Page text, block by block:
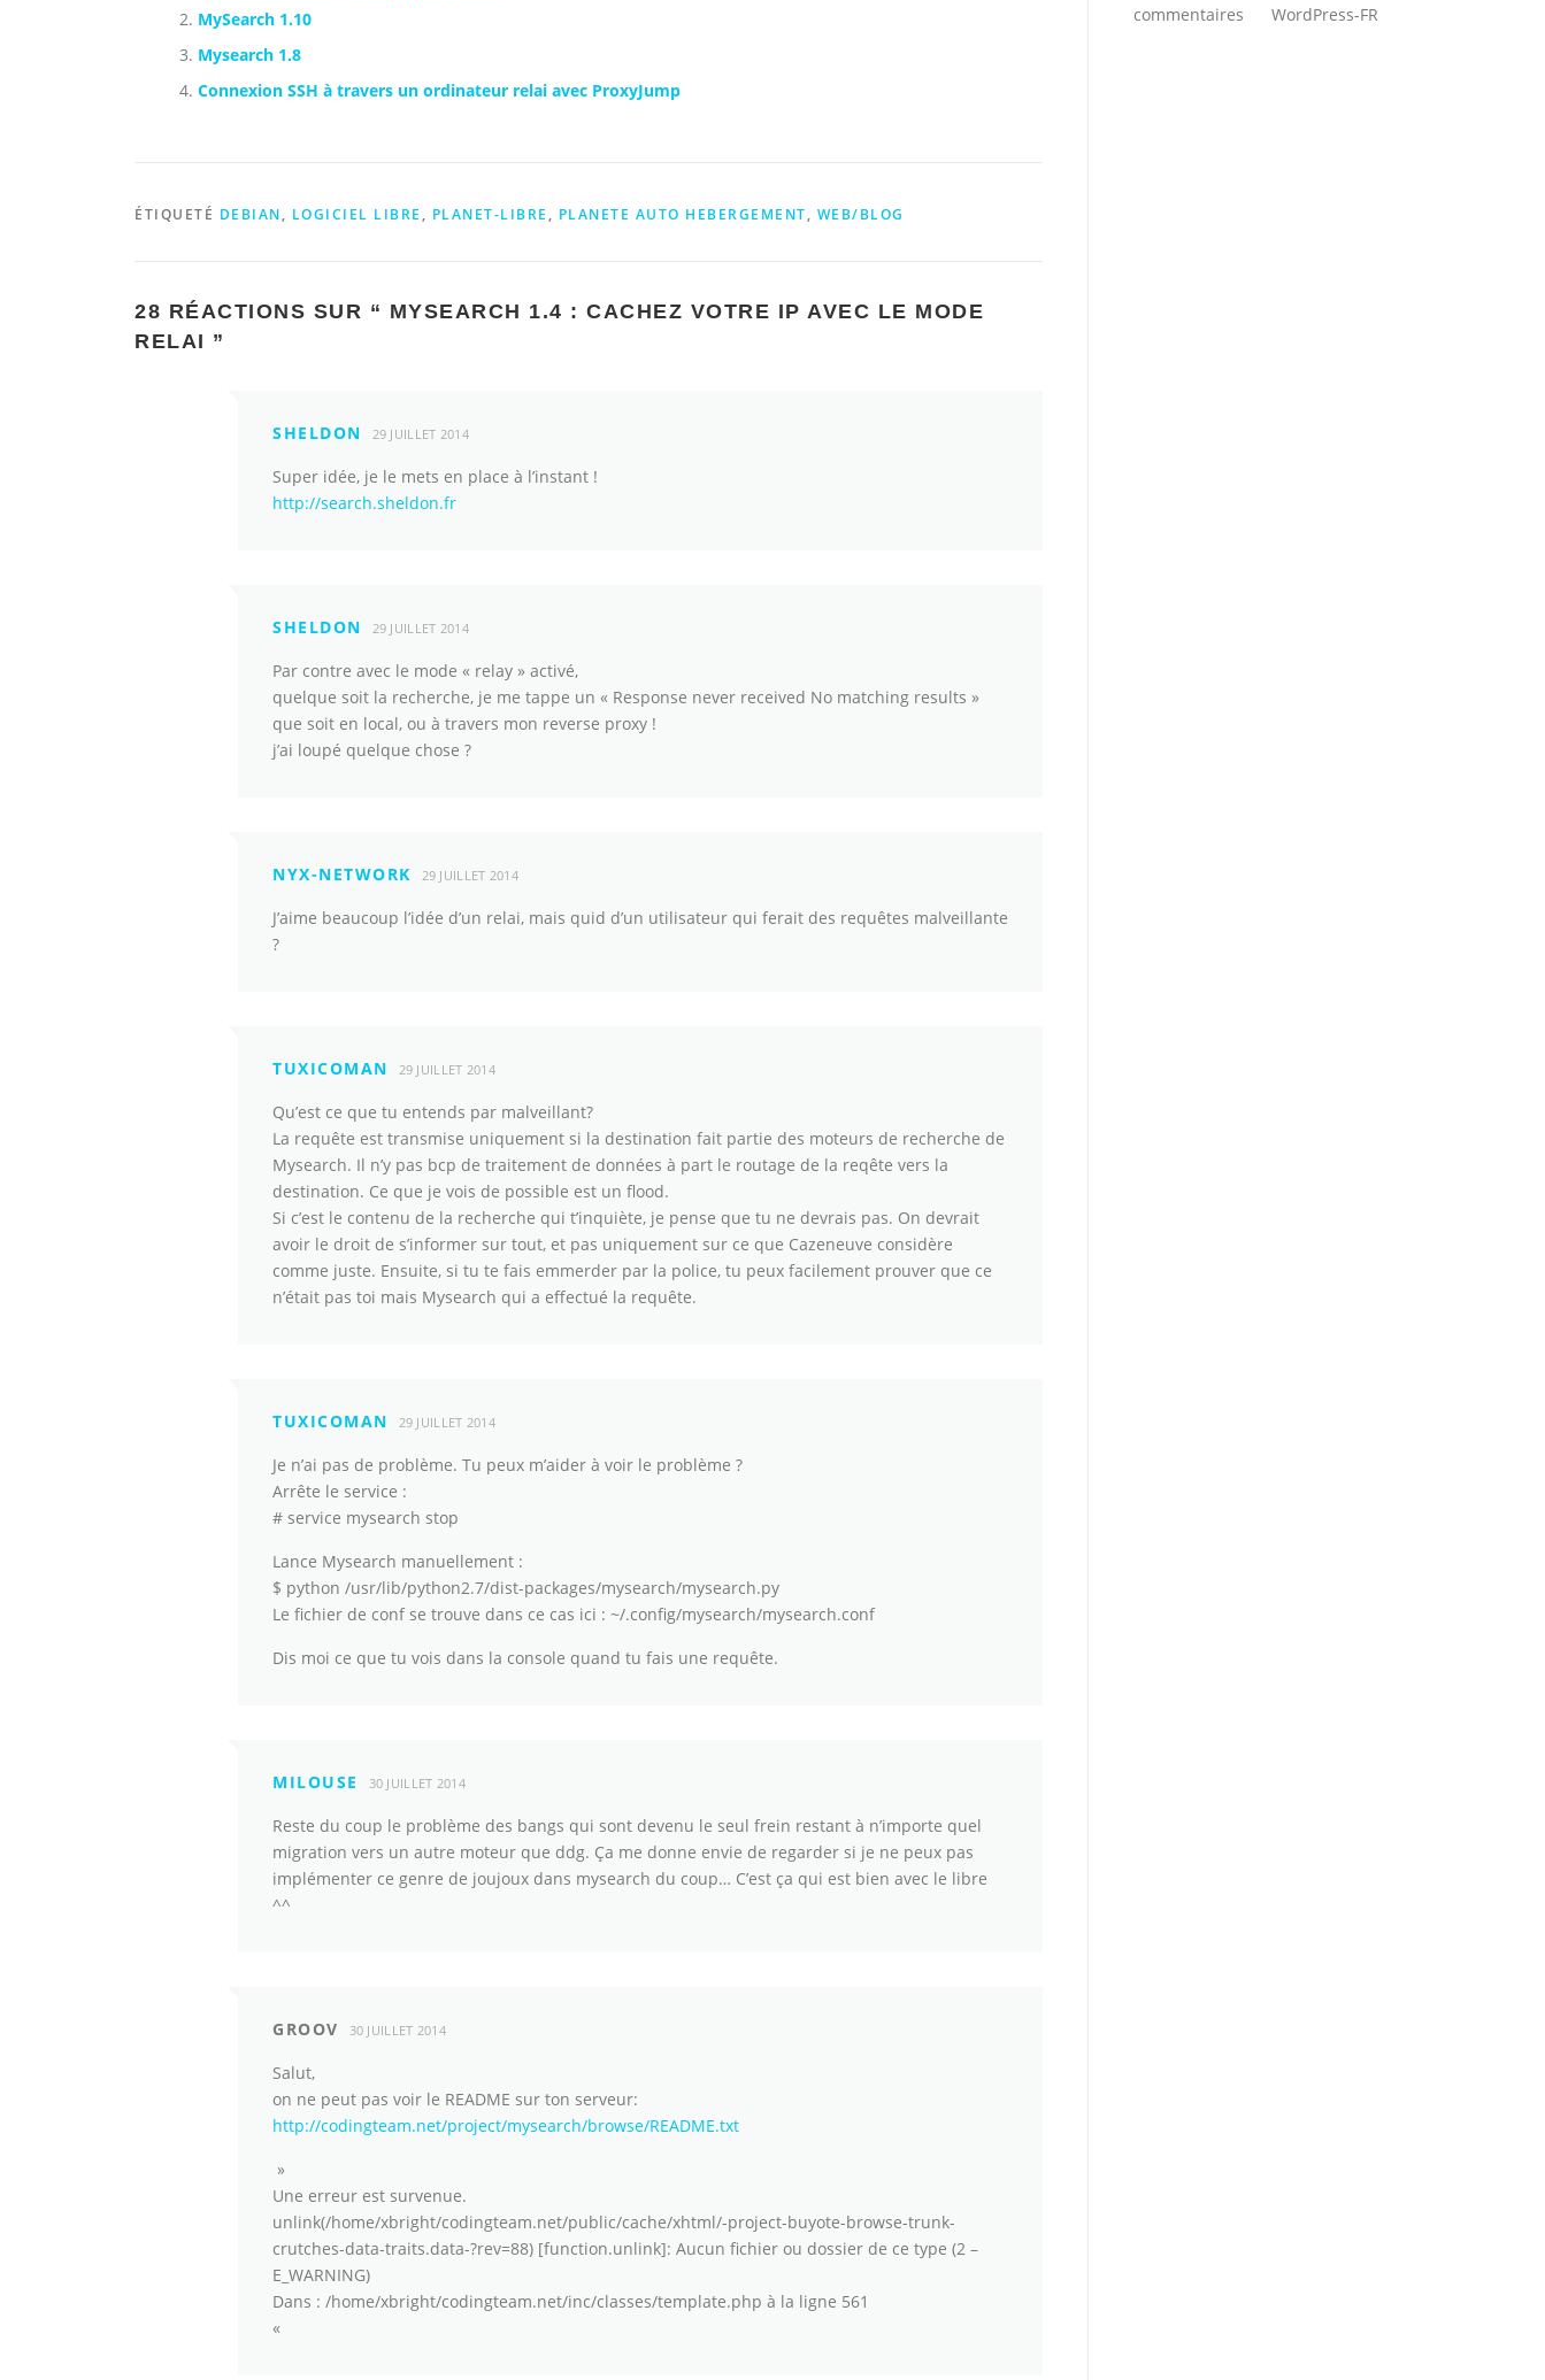
MySearch 1.10
Mysearch 1.8
Connexion SSH à travers un ordinateur relai avec ProxyJump
ÉTIQUETÉ DEBIAN, LOGICIEL LIBRE , PLANET-LIBRE , PLANETE AUTO HEBERGEMENT, WEB/BLOG
28 RÉACTIONS SUR “ MYSEARCH 1.4 : CACHEZ VOTRE IP AVEC LE MODE
RELAI ”
SHELDON 29 JUILLET 2014
Super idée, je le mets en place à l’instant !
http://search.sheldon.fr
SHELDON 29 JUILLET 2014
Par contre avec le mode « relay » activé,
quelque soit la recherche, je me tappe un « Response never received No matching results »
que soit en local, ou à travers mon reverse proxy !
j’ai loupé quelque chose ?
NYX-NETWORK 29 JUILLET 2014
J’aime beaucoup l’idée d’un relai, mais quid d’un utilisateur qui ferait des requêtes malveillante
?
TUXICOMAN 29 JUILLET 2014
Qu’est ce que tu entends par malveillant?
La requête est transmise uniquement si la destination fait partie des moteurs de recherche de
Mysearch. Il n’y pas bcp de traitement de données à part le routage de la reqête vers la
destination. Ce que je vois de possible est un flood.
Si c’est le contenu de la recherche qui t’inquiète, je pense que tu ne devrais pas. On devrait
avoir le droit de s’informer sur tout, et pas uniquement sur ce que Cazeneuve considère
comme juste. Ensuite, si tu te fais emmerder par la police, tu peux facilement prouver que ce
n’était pas toi mais Mysearch qui a effectué la requête.
TUXICOMAN 29 JUILLET 2014
Je n’ai pas de problème. Tu peux m’aider à voir le problème ?
Arrête le service :
# service mysearch stop
Lance Mysearch manuellement :
$ python /usr/lib/python2.7/dist-packages/mysearch/mysearch.py
Le fichier de conf se trouve dans ce cas ici : ~/.config/mysearch/mysearch.conf
Dis moi ce que tu vois dans la console quand tu fais une requête.
MILOUSE 30 JUILLET 2014
Reste du coup le problème des bangs qui sont devenu le seul frein restant à n’importe quel
migration vers un autre moteur que ddg. Ça me donne envie de regarder si je ne peux pas
implémenter ce genre de joujoux dans mysearch du coup… C’est ça qui est bien avec le libre
^^
GROOV 30 JUILLET 2014
Salut,
on ne peut pas voir le README sur ton serveur:
http://codingteam.net/project/mysearch/browse/README.txt
»
Une erreur est survenue.
unlink(/home/xbright/codingteam.net/public/cache/xhtml/-project-buyote-browse-trunk-
crutches-data-traits.data-?rev=88) [function.unlink]: Aucun fichier ou dossier de ce type (2 –
E_WARNING)
Dans : /home/xbright/codingteam.net/inc/classes/template.php à la ligne 561
«
commentaires
WordPress-FR